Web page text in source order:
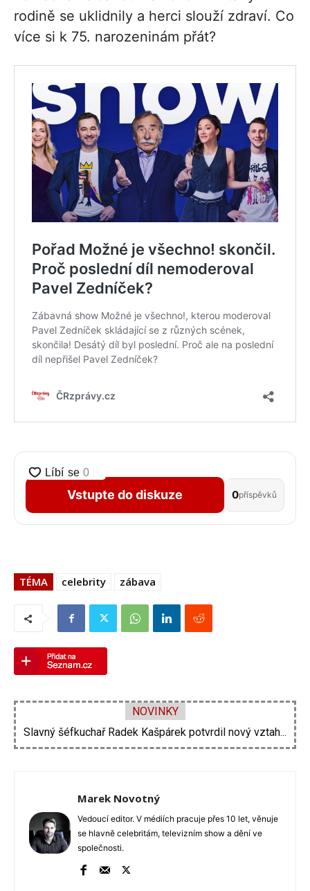
rodině se uklidnily a herci slouží zdraví. Co
více si k 75. narozeninám přát?
Vstupte do diskuze 0příspěvků
TÉMA celebrity zábava
NOVINKY
Zrádci se vrací. Třetí řada bude výpravnější,...
Slavný šéfkuchař Radek Kašpárek potvrdil nový vztah...
Marek Novotný
Vedoucí editor. V médiích pracuje přes 10 let, věnuje
se hlavně celebritám, televizním show a dění ve
společnosti.